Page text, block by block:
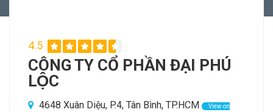
4.5
CÔNG TY CỔ PHẦN ĐẠI PHÚ
LỘC
4648 Xuân Diệu, P.4, Tân Bình, TP.HCM View on